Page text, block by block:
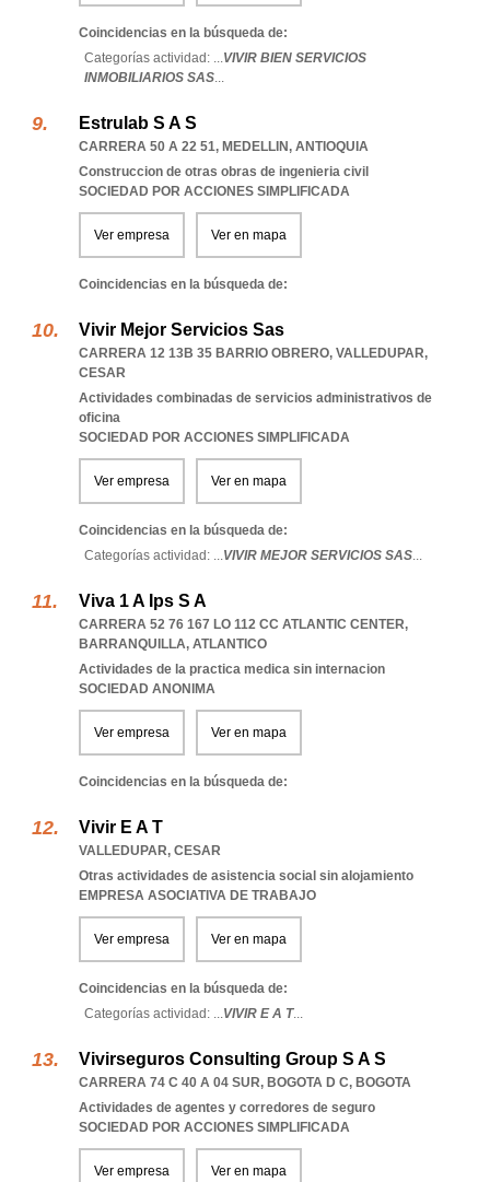
Coincidencias en la búsqueda de:
Categorías actividad: ...VIVIR BIEN SERVICIOS
INMOBILIARIOS SAS...
Estrulab S A S
CARRERA 50 A 22 51, MEDELLIN, ANTIOQUIA
Construccion de otras obras de ingenieria civil
SOCIEDAD POR ACCIONES SIMPLIFICADA
Ver empresa Ver en mapa
Coincidencias en la búsqueda de:
Vivir Mejor Servicios Sas
CARRERA 12 13B 35 BARRIO OBRERO, VALLEDUPAR,
CESAR
Actividades combinadas de servicios administrativos de
oficina
SOCIEDAD POR ACCIONES SIMPLIFICADA
Ver empresa Ver en mapa
Coincidencias en la búsqueda de:
Categorías actividad: ...VIVIR MEJOR SERVICIOS SAS...
Viva 1 A Ips S A
CARRERA 52 76 167 LO 112 CC ATLANTIC CENTER,
BARRANQUILLA, ATLANTICO
Actividades de la practica medica sin internacion
SOCIEDAD ANONIMA
Ver empresa Ver en mapa
Coincidencias en la búsqueda de:
Vivir E A T
VALLEDUPAR, CESAR
Otras actividades de asistencia social sin alojamiento
EMPRESA ASOCIATIVA DE TRABAJO
Ver empresa Ver en mapa
Coincidencias en la búsqueda de:
Categorías actividad: ...VIVIR E A T...
Vivirseguros Consulting Group S A S
CARRERA 74 C 40 A 04 SUR, BOGOTA D C, BOGOTA
Actividades de agentes y corredores de seguro
SOCIEDAD POR ACCIONES SIMPLIFICADA
Ver empresa Ver en mapa